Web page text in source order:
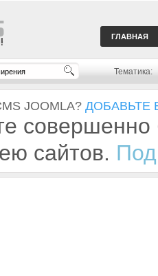
ГЛАВНАЯ
Тематика:
JOOMLA? ДОБАВЬТЕ
совершенно
сайтов.